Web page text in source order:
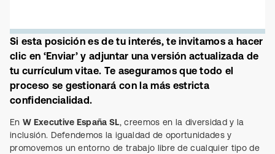
Si esta posición es de tu interés, te invitamos a hacer
clic en ‘Enviar’ y adjuntar una versión actualizada de
tu currículum vitae. Te aseguramos que todo el
proceso se gestionará con la más estricta
confidencialidad.
En W Executive España SL, creemos en la diversidad y la
inclusión. Defendemos la igualdad de oportunidades y
promovemos un entorno de trabajo libre de cualquier tipo de